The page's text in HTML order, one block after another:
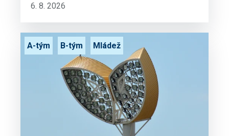
6. 8. 2026
A-tým B-tým Mládež